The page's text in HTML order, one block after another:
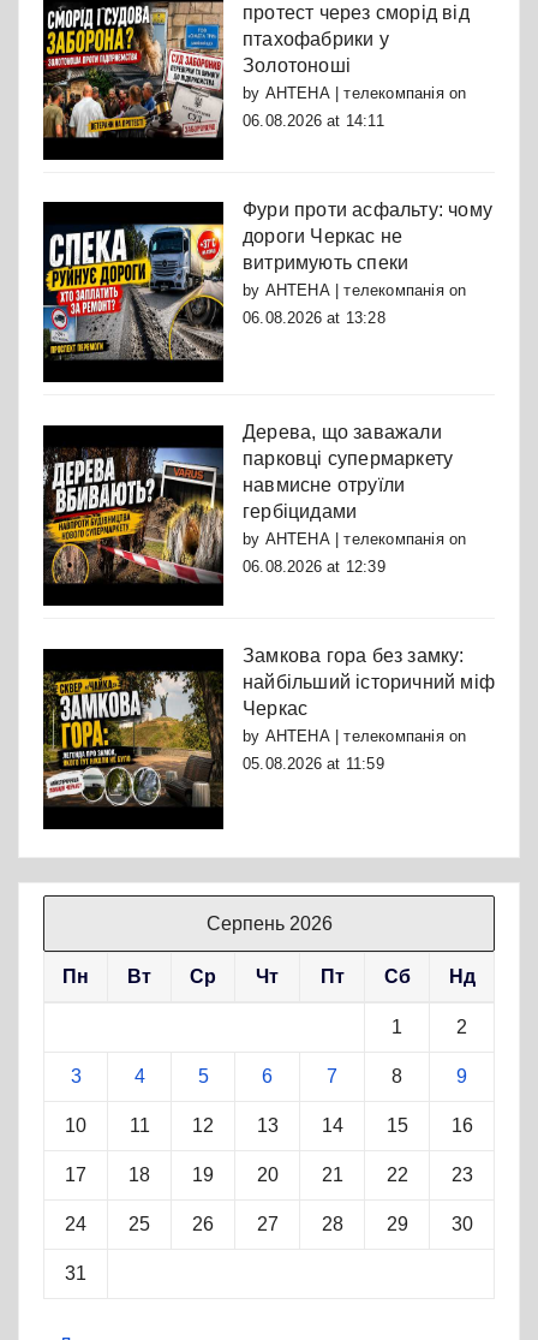
протест через сморід від
птахофабрики у
Золотоноші
by АНТЕНА | телекомпаніяon
06.08.2026 at 14:11
Фури проти асфальту: чому
дороги Черкас не
витримують спеки
by АНТЕНА | телекомпаніяon
06.08.2026 at 13:28
Дерева, що заважали
парковці супермаркету
навмисне отруїли
гербіцидами
by АНТЕНА | телекомпаніяon
06.08.2026 at 12:39
Замкова гора без замку:
найбільший історичний міф
Черкас
by АНТЕНА | телекомпаніяon
05.08.2026 at 11:59
Серпень 2026
Пн Вт Ср Чт Пт Сб Нд
1 2
3 4 5 6 7 8 9
10 11 12 13 14 15 16
17 18 19 20 21 22 23
24 25 26 27 28 29 30
31